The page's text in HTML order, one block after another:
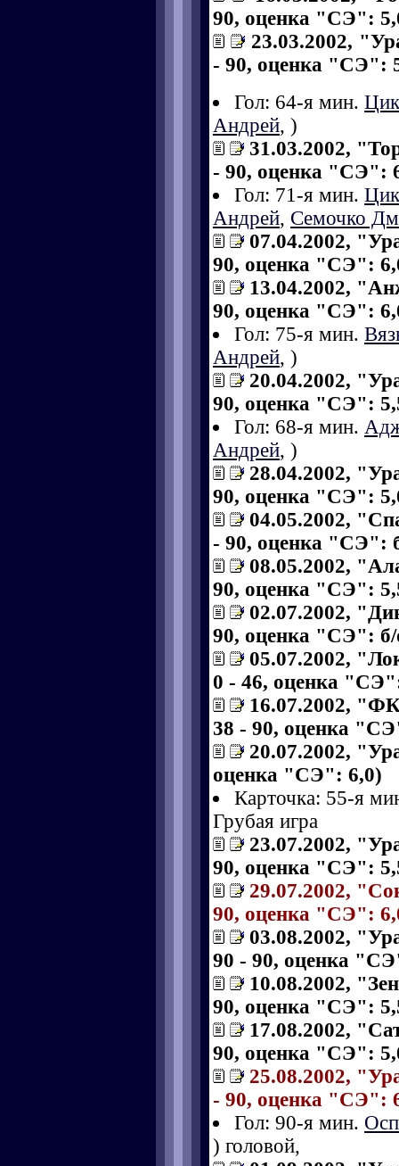
90, оценка "СЭ":
23.03.2002,
- 90, оценка "СЭ":
Гол: 64-я мин.
Андрей, )
31.03.2002,
- 90, оценка "СЭ":
Гол: 71-я мин.
Андрей, Семочко
07.04.2002,
90, оценка "СЭ":
13.04.2002,
90, оценка "СЭ":
Гол: 75-я мин.
Андрей, )
20.04.2002,
90, оценка "СЭ":
Гол: 68-я мин.
Андрей, )
28.04.2002,
90, оценка "СЭ":
04.05.2002,
- 90, оценка "СЭ":
08.05.2002,
90, оценка "СЭ":
02.07.2002,
90, оценка "СЭ": б/
05.07.2002,
0 - 46, оценка
16.07.2002,
38 - 90, оценка
20.07.2002,
оценка "СЭ": 6,0)
Карточка: 55-я
Грубая игра
23.07.2002,
90, оценка "СЭ":
29.07.2002,
90, оценка "СЭ":
03.08.2002,
90 - 90, оценка
10.08.2002,
90, оценка "СЭ":
17.08.2002,
90, оценка "СЭ":
25.08.2002,
- 90, оценка "СЭ":
Гол: 90-я мин.
) головой,